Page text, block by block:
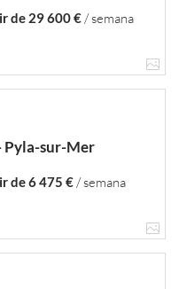
de 29 600 €/ semana
Pyla-sur-Mer
de 6 475 €/ semana